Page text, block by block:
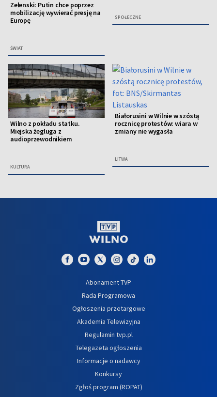
Zełenski: Putin chce poprzez
mobilizację wywierać presję na
Europę
ŚWIAT
SPOŁECZNE
Wilno z pokładu statku.
Miejska żegluga z
audioprzewodnikiem
KULTURA
Białorusini w Wilnie w szóstą
rocznicę protestów: wiara w
zmiany nie wygasła
LITWA
Abonament TVP
Rada Programowa
Ogłoszenia przetargowe
Akademia Telewizyjna
Regulamin tvp.pl
Telegazeta ogłoszenia
Informacje o nadawcy
Konkursy
Zgłoś program (ROPAT)